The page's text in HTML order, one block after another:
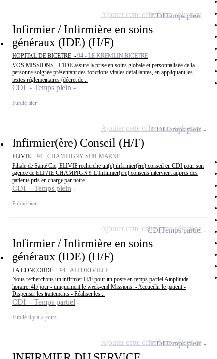
Infirmier / Infirmière en soins
généraux (IDE) (H/F)
HOPITAL DE BICETRE - 94 - LE KREMLIN BICETRE
VOS MISSIONS - L'IDE assure la prise en soins globale et personnalisée de la
personne soignée présentant des fonctions vitales défaillantes, en appliquant les
textes réglementaires (décret de...
CDI - Temps plein
Publié hier
CDITemps plein
Ajouter cette offre à ma sélection
Infirmier(ère) Conseil (H/F)
ELIVIE - 94 - CHAMPIGNY-SUR-MARNE
Filiale de Santé Cie, ELIVIE recherche un(e) infirmier(ère) conseil en CDI pour son
agence de ELIVIE CHAMPIGNY. L'Infirmier(ère) conseils intervient auprès des
patients pris en charge par notre...
CDI - Temps plein
Publié hier
CDITemps plein
Ajouter cette offre à ma sélection
Infirmier / Infirmière en soins
généraux (IDE) (H/F)
LA CONCORDE - 94 - ALFORTVILLE
Nous recherchons un infirmier H/F pour un poste en temps partiel Amplitude
horaire: 4h/ jour - uniquement le week-end Missions: - Accueillir le patient -
Dispenser les traitements - Réaliser les...
CDI - Temps partiel
Publié il y a 2 jours
CDITemps partiel
Ajouter cette offre à ma sélection
CDITemps plein
Ajouter cette offre à ma sélection